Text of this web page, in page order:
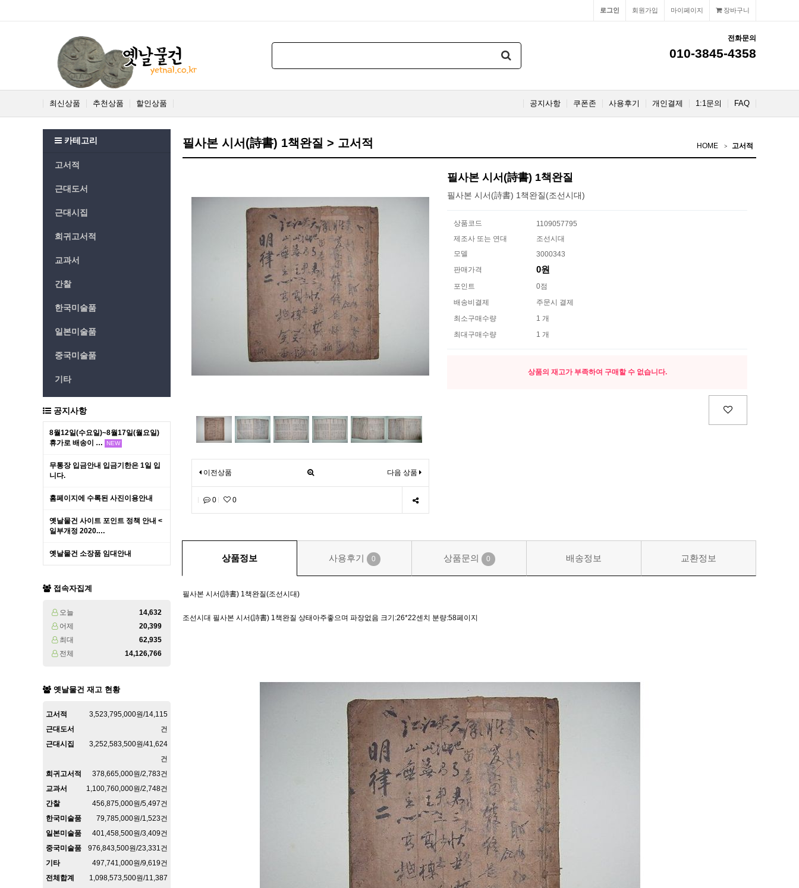
장바구니
마이페이지
회원가입
로그인
전화문의
010-3845-4358
최신상품 추천상품 할인상품 FAQ
1:1문의
개인결제
사용후기
쿠폰존
공지사항
카테고리
고서적
근대도서
근대시집
희귀고서적
교과서
간찰
한국미술품
일본미술품
중국미술품
기타
공지사항
8월12일(수요일)~8월17일(월요일)
휴가로 배송이 …
NEW
무통장 입금안내 입금기한은 1일 입
니다.
홈페이지에 수록된 사진이용안내
옛날물건 사이트 포인트 정책 안내 <
일부개정 2020.…
옛날물건 소장품 임대안내
접속자집계
오늘
14,632
어제
20,399
최대
62,935
전체
14,126,766
옛날물건 재고 현황
고서적
3,523,795,000원/14,115
건
근대도서
3,252,583,500원/41,624
건
근대시집
378,665,000원/2,783건
희귀고서적
1,100,760,000원/2,748건
교과서
456,875,000원/5,497건
간찰
79,785,000원/1,523건
한국미술품
401,458,500원/3,409건
일본미술품
976,843,500원/23,331건
중국미술품
497,741,000원/9,619건
기타
1,098,573,500원/11,387
전체합계
필사본 시서(詩書) 1책완질 > 고서적 HOME 고서적
이전상품 다음 상품
0 0
필사본 시서(詩書) 1책완질
필사본 시서(詩書) 1책완질(조선시대)
상품코드
1109057795
제조사 또는 연대
조선시대
모델
3000343
판매가격
0원
포인트
0점
배송비결제
주문시 결제
최소구매수량
1 개
최대구매수량
1 개
상품의 재고가 부족하여 구매할 수 없습니다.
상품정보 사용후기 0 상품문의 0 배송정보 교환정보
필사본 시서(詩書) 1책완질(조선시대)
조선시대 필사본 시서(詩書) 1책완질 상태아주좋으며 파장없음 크기:26*22센치 분량:58페이지